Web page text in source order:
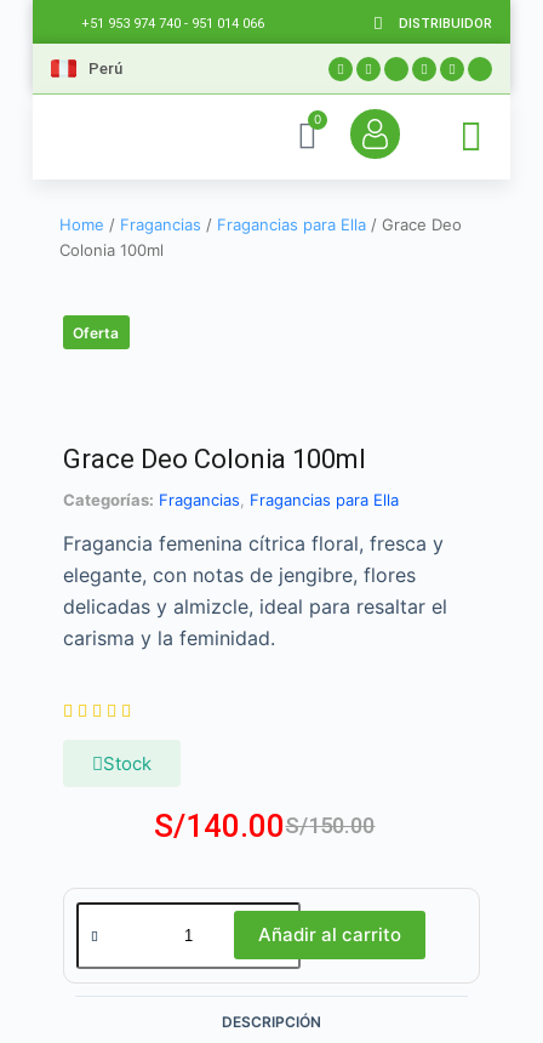
+51 953 974 740 - 951 014 066 DISTRIBUIDOR
Perú
0
Home / Fragancias / Fragancias para Ella/ Grace Deo
Colonia 100ml
Oferta
Grace Deo Colonia 100ml
Categorías: Fragancias, Fragancias para Ella
Fragancia femenina cítrica floral, fresca y
elegante, con notas de jengibre, flores
delicadas y almizcle, ideal para resaltar el
carisma y la feminidad.
    
Stock
S/150.00
S/140.00
Añadir al carrito
DESCRIPCIÓN